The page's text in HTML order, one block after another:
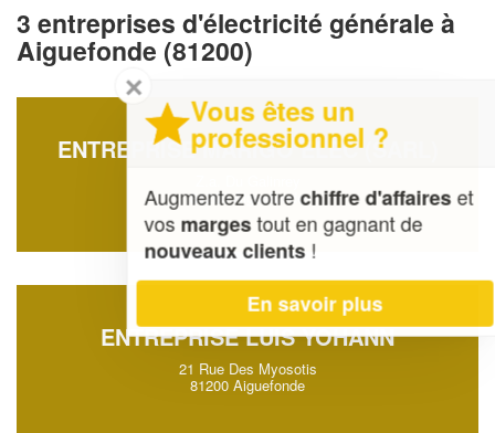
3 entreprises d'électricité générale à
Aiguefonde (81200)
ENTREPRISE MARIGO ELEC (SARL)
81200 Aiguefonde
ENTREPRISE LUIS YOHANN
21 Rue Des Myosotis
81200 Aiguefonde
✕
Vous êtes un
professionnel ?
Augmentez votrechiffre d'affaireset
vosmargestout en gagnant de
nouveaux clients!
En savoir plus